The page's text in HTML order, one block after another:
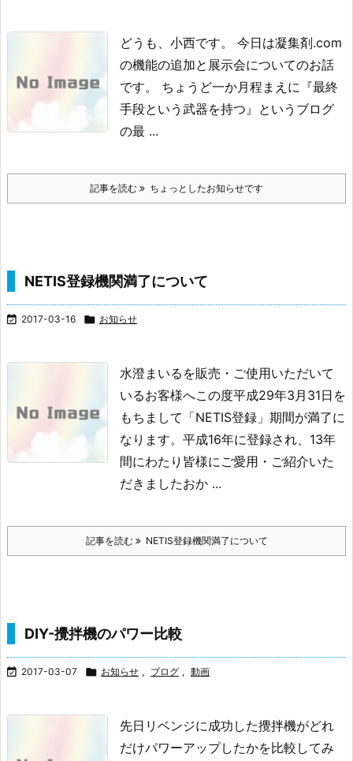
どうも、小西です。
今日は凝集剤.com
の機能の追加と展示会についてのお話
です。
ちょうど一か月程まえに『最終
手段という武器を持つ』というブログ
の最 ...
記事を読む ちょっとしたお知らせです
NETIS登録機関満了について
 2017-03-16  お知らせ
水澄まいるを販売・ご使用いただいて
いるお客様へこの度平成29年3月31日を
もちまして「NETIS登録」期間が満了に
なります。 平成16年に登録され、13年
間にわたり皆様にご愛用・ご紹介いた
だきましたおか ...
記事を読む NETIS登録機関満了について
DIY-攪拌機のパワー比較
 2017-03-07  お知らせ , ブログ , 動画
先日リベンジに成功した攪拌機がどれ
だけパワーアップしたかを比較してみ